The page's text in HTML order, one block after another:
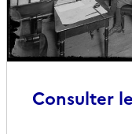
Consulter